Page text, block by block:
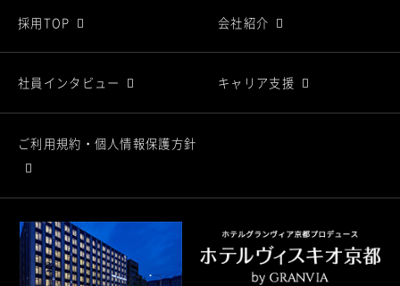
採用TOP 会社紹介
社員インタビュー キャリア支援
ご利用規約・個人情報保護方針